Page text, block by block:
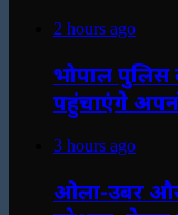
2 hours ago
भोपाल पुलिस
पहुंचाएंगे
3 hours ago
ओला-उबर और